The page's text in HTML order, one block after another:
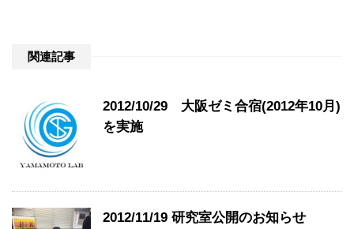
関連記事
2012/10/29 大阪ゼミ合宿(2012年10月)
を実施
2012/11/19 研究室公開のお知らせ